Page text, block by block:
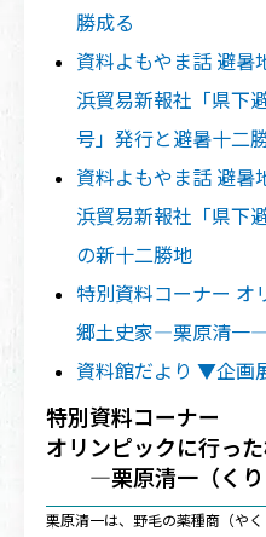
勝成る
資料よもやま話 避
浜貿易新報社「県下
号」発行と避暑十二
資料よもやま話 避
浜貿易新報社「県下
の新十二勝地
特別資料コーナー オ
郷土史家―栗原清一
資料館だより ▼企画
特別資料コーナー
オリンピックに行っ
―栗原清一（くり
栗原清一は、野毛の薬種商（や